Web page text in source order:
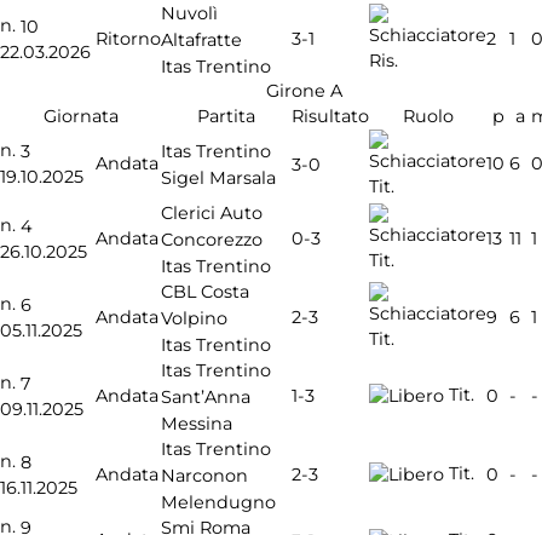
n. 10
22.03.2026
Ritorno
Nuvolì
Altafratte
Itas Trentino
3-1
Ris.
2 1 0
Girone A
Giornata
Partita Risultato Ruolo p a
n. 3
19.10.2025
Andata
Itas Trentino
Sigel Marsala
3-0
Tit.
10 6 0
n. 4
26.10.2025
Andata
Clerici Auto
Concorezzo
Itas Trentino
0-3
Tit.
13 11 1
n. 6
05.11.2025
Andata
CBL Costa
Volpino
Itas Trentino
2-3
Tit.
9 6 1
n. 7
09.11.2025
Andata
Itas Trentino
Sant’Anna
Messina
1-3 Tit. 0 - -
n. 8
16.11.2025
Andata
Itas Trentino
Narconon
Melendugno
2-3 Tit. 0 - -
n. 9
Smi Roma